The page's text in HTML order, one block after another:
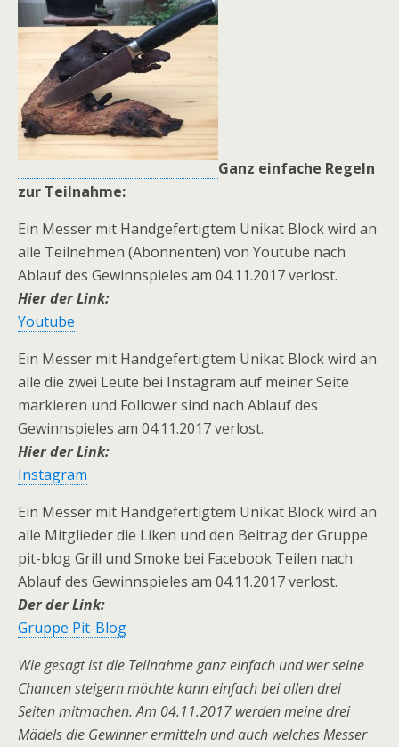
Ganz einfache Regeln
zur Teilnahme:
Ein Messer mit Handgefertigtem Unikat Block wird an
alle Teilnehmen (Abonnenten) von Youtube nach
Ablauf des Gewinnspieles am 04.11.2017 verlost.
Hier der Link:
Youtube
Ein Messer mit Handgefertigtem Unikat Block wird an
alle die zwei Leute bei Instagram auf meiner Seite
markieren und Follower sind nach Ablauf des
Gewinnspieles am 04.11.2017 verlost.
Hier der Link:
Instagram
Ein Messer mit Handgefertigtem Unikat Block wird an
alle Mitglieder die Liken und den Beitrag der Gruppe
pit-blog Grill und Smoke bei Facebook Teilen nach
Ablauf des Gewinnspieles am 04.11.2017 verlost.
Der der Link:
Gruppe Pit-Blog
Wie gesagt ist die Teilnahme ganz einfach und wer seine
Chancen steigern möchte kann einfach bei allen drei
Seiten mitmachen. Am 04.11.2017 werden meine drei
Mädels die Gewinner ermitteln und auch welches Messer